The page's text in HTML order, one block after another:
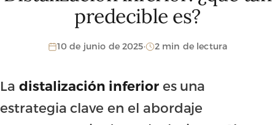
predecible es?
10 de junio de 2025· 2 min de lectura
La distalización inferiores una
estrategia clave en el abordaje